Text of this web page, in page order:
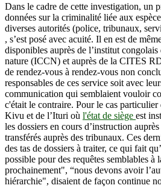
Dans le cadre de cette investigation, un
données sur la criminalité liée aux
diverses autorités (police, tribunaux,
, s’est posé avec acuité. Il en est de
disponibles auprès de l’institut
nature (ICCN) et auprès de la CITES
de rendez-vous à rendez-vous non
responsables de ces service soit avec
communication qui semblaient vouloir
c'était le contraire. Pour le cas
Kivu et de l’Ituri où l'état de siège est
les dossiers en cours d’instruction
transférés auprès des tribunaux. Ces
des tas de dossiers à traiter, ce qui fait
possible pour des requêtes semblables à
prochainement", “nous devons avoir
hiérarchie", disaient de façon continue